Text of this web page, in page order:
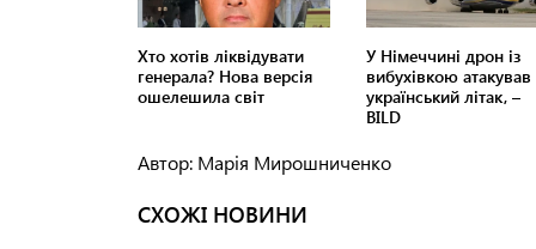
Автор: Марія Мирошниченко
СХОЖІ НОВИНИ